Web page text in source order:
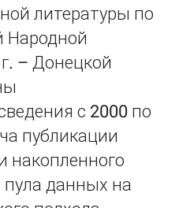
литературы по
Народной
– Донецкой
с 2000 по
публикации
накопленного
пула данных на